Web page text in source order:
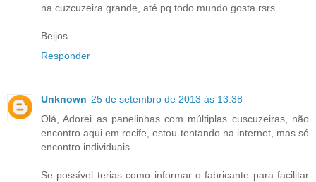
na cuzcuzeira grande, até pq todo mundo gosta rsrs
Beijos
Responder
Unknown 25 de setembro de 2013 às 13:38
Olá, Adorei as panelinhas com múltiplas cuscuzeiras, não
encontro aqui em recife, estou tentando na internet, mas só
encontro individuais.
Se possível terias como informar o fabricante para facilitar